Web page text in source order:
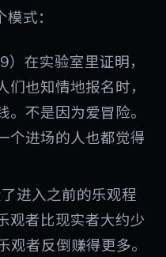
式：
在实验室里证明，
也知情地报名时，
不是因为爱冒险。
个进场的人也都觉得
进入之前的乐观程
观者比现实者大约少
者反倒赚得更多。